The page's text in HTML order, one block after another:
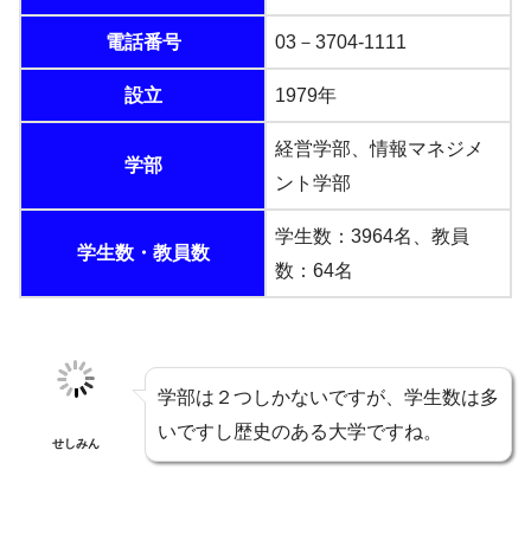
電話番号 03－3704-1111
設立 1979年
学部
経営学部、情報マネジメ
ント学部
学生数・教員数
学生数：3964名、教員
数：64名
せしみん
学部は２つしかないですが、学生数は多
いですし歴史のある大学ですね。